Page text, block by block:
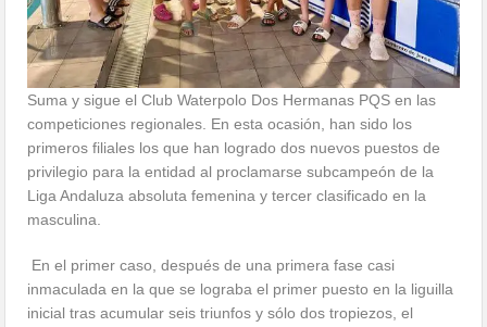
Suma y sigue el Club Waterpolo Dos Hermanas PQS en las
competiciones regionales. En esta ocasión, han sido los
primeros filiales los que han logrado dos nuevos puestos de
privilegio para la entidad al proclamarse subcampeón de la
Liga Andaluza absoluta femenina y tercer clasificado en la
masculina.
En el primer caso, después de una primera fase casi
inmaculada en la que se lograba el primer puesto en la liguilla
inicial tras acumular seis triunfos y sólo dos tropiezos, el